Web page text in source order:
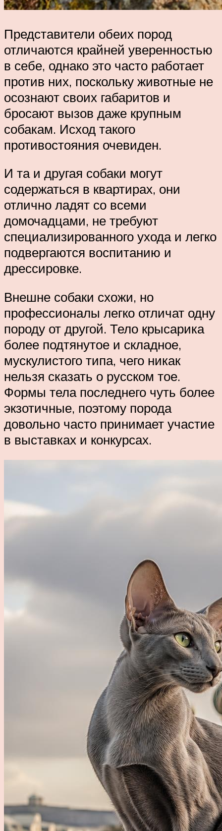
Представители обеих пород
отличаются крайней уверенностью
в себе, однако это часто работает
против них, поскольку животные не
осознают своих габаритов и
бросают вызов даже крупным
собакам. Исход такого
противостояния очевиден.
И та и другая собаки могут
содержаться в квартирах, они
отлично ладят со всеми
домочадцами, не требуют
специализированного ухода и легко
подвергаются воспитанию и
дрессировке.
Внешне собаки схожи, но
профессионалы легко отличат одну
породу от другой. Тело крысарика
более подтянутое и складное,
мускулистого типа, чего никак
нельзя сказать о русском тое.
Формы тела последнего чуть более
экзотичные, поэтому порода
довольно часто принимает участие
в выставках и конкурсах.